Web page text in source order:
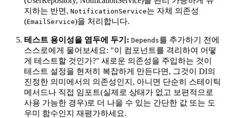
지하는 반면, NotificationService는 자체 의존성
(EmailService)을 처리합니다.
테스트 용이성을 염두에 두기: Depends를 추가하기 전에
스스로에게 물어보세요: "이 컴포넌트를 격리하여 어떻
게 테스트할 것인가?" 새로운 의존성을 주입하는 것이
테스트 설정을 현저히 복잡하게 만든다면, 그것이 DI의
진정한 의미에서의 의존성인지, 아니면 단순히 스테이틱
메서드나 직접 임포트(실제로 상태가 없고 보편적으로
사용 가능한 경우)로 더 나을 수 있는 간단한 값 또는 도
우미 함수인지 재평가하세요.